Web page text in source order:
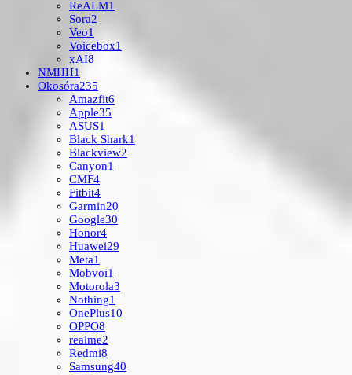
ReALM1
Sora2
Veo1
Voicebox1
xAI8
NMHH1
Okosóra235
Amazfit6
Apple35
ASUS1
Black Shark1
Blackview2
Canyon1
CMF4
Fitbit4
Garmin20
Google30
Honor4
Huawei29
Meta1
Mobvoi1
Motorola3
Nothing1
OnePlus10
OPPO8
realme2
Redmi8
Samsung40